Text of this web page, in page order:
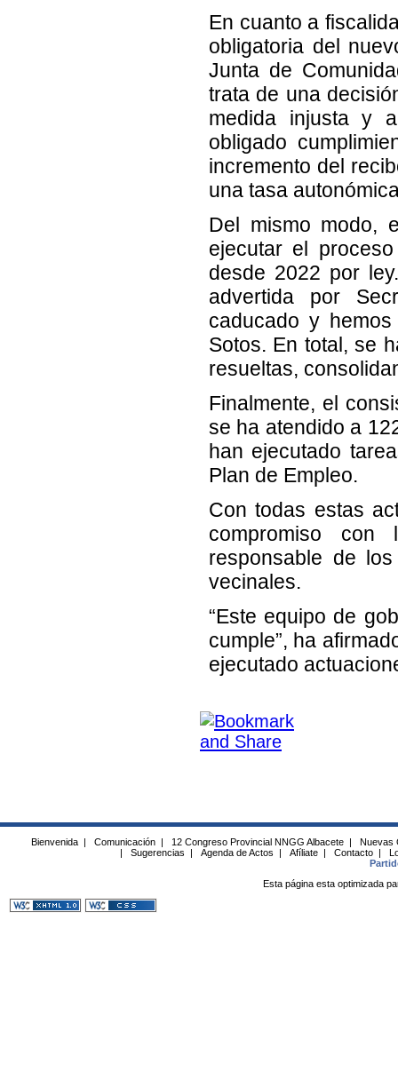
En cuanto a
obligatoria del
Junta de
trata de una
medida injusta y
obligado
incremento del
una tasa
Del mismo modo,
ejecutar el
desde 2022 por
advertida por
caducado y
Sotos. En total, se
resueltas,
Finalmente, el
se ha atendido a
han ejecutado
Plan de Empleo.
Con todas estas
compromiso
responsable de
vecinales.
“Este equipo de
cumple”, ha
ejecutado
Bienvenida | Comunicación | 12 Congreso Provincial NNGG Albacete |
Nuevas
|
Sugerencias | Agenda de Actos | Afíliate | Contacto |
Esta página esta optimizada